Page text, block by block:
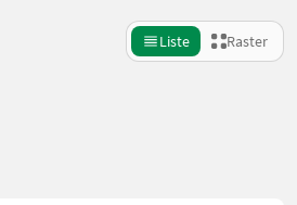
Liste Raster